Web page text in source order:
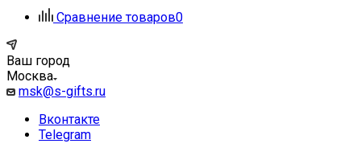
Сравнение товаров0
Ваш город
Москва
msk@s-gifts.ru
Вконтакте
Telegram